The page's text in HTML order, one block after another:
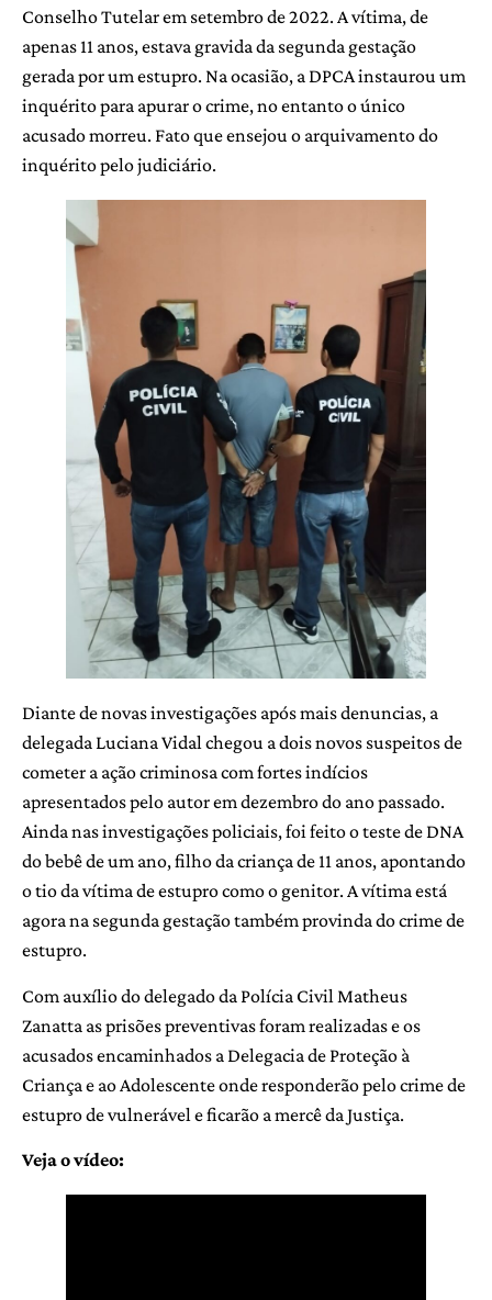
Conselho Tutelar em setembro de 2022. A vítima, de
apenas 11 anos, estava gravida da segunda gestação
gerada por um estupro. Na ocasião, a DPCA instaurou um
inquérito para apurar o crime, no entanto o único
acusado morreu. Fato que ensejou o arquivamento do
inquérito pelo judiciário.
Diante de novas investigações após mais denuncias, a
delegada Luciana Vidal chegou a dois novos suspeitos de
cometer a ação criminosa com fortes indícios
apresentados pelo autor em dezembro do ano passado.
Ainda nas investigações policiais, foi feito o teste de DNA
do bebê de um ano, filho da criança de 11 anos, apontando
o tio da vítima de estupro como o genitor. A vítima está
agora na segunda gestação também provinda do crime de
estupro.
Com auxílio do delegado da Polícia Civil Matheus
Zanatta as prisões preventivas foram realizadas e os
acusados encaminhados a Delegacia de Proteção à
Criança e ao Adolescente onde responderão pelo crime de
estupro de vulnerável e ficarão a mercê da Justiça.
Veja o vídeo: